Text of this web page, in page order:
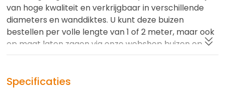
van hoge kwaliteit en verkrijgbaar in verschillende
diameters en wanddiktes. U kunt deze buizen
bestellen per volle lengte van 1 of 2 meter, maar ook
op maat laten zagen via onze webshop buizen op
Deze buizen zijn vervaardigd uit geëxtrudeerd
Specificaties